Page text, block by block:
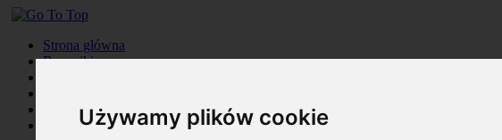
Używamy plików cookie
Strona główna
Roczniki
Kontakt
Szukaj